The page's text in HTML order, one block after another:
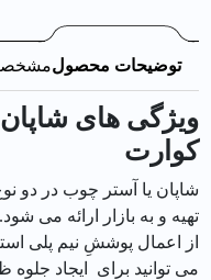
توضیحات محصول
ویژگی های
كوارت
شاپان یا آستر چوب در دو
تهیه و به بازار ارائه می
از اعمال پوششِ نیم پلی
می توانید برای ایجاد